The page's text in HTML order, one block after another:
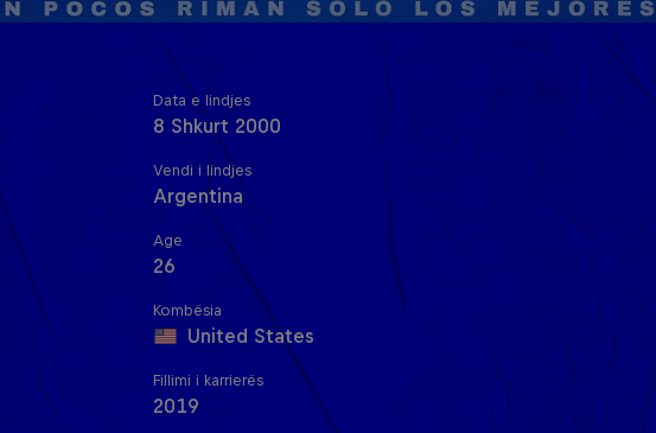
Data e lindjes
8 Shkurt 2000
Vendi i lindjes
Argentina
Age
26
Kombësia
United States
Fillimi i karrierës
2019